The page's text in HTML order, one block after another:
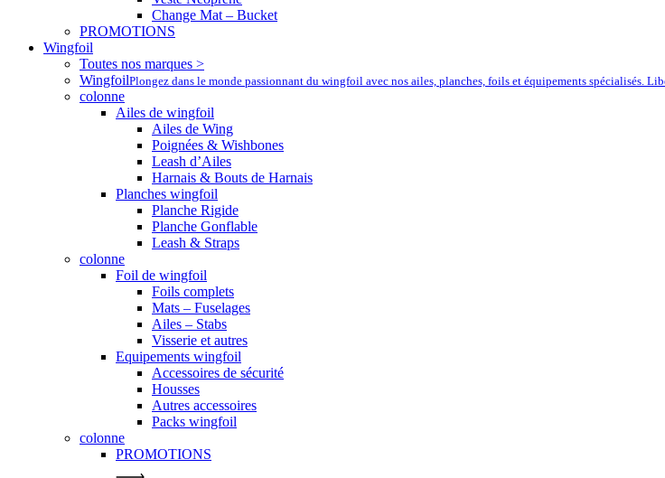
Change Mat – Bucket
PROMOTIONS
Wingfoil
Toutes nos marques >
WingfoilPlongez dans le monde passionnant du wingfoil avec nos ailes, planches, foils et équipements spécialisés.
colonne
Ailes de wingfoil
Ailes de Wing
Poignées & Wishbones
Leash d’Ailes
Harnais & Bouts de Harnais
Planches wingfoil
Planche Rigide
Planche Gonflable
Leash & Straps
colonne
Foil de wingfoil
Foils complets
Mats – Fuselages
Ailes – Stabs
Visserie et autres
Equipements wingfoil
Accessoires de sécurité
Housses
Autres accessoires
Packs wingfoil
colonne
PROMOTIONS